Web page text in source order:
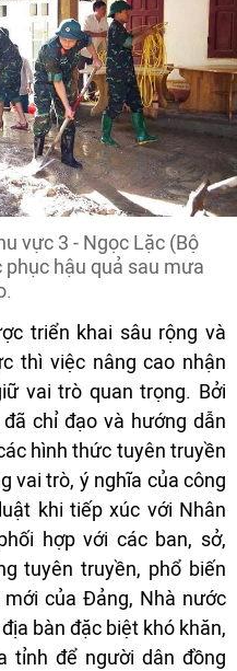
vực 3 - Ngọc Lặc (Bộ
phục hậu quả sau mưa
triển khai sâu rộng và
thì việc nâng cao nhận
vai trò quan trọng. Bởi
chỉ đạo và hướng dẫn
hình thức tuyên truyền
vai trò, ý nghĩa của công
khi tiếp xúc với Nhân
hợp với các ban, sở,
tuyên truyền, phổ biến
của Đảng, Nhà nước
bàn đặc biệt khó khăn,
tỉnh để người dân đồng